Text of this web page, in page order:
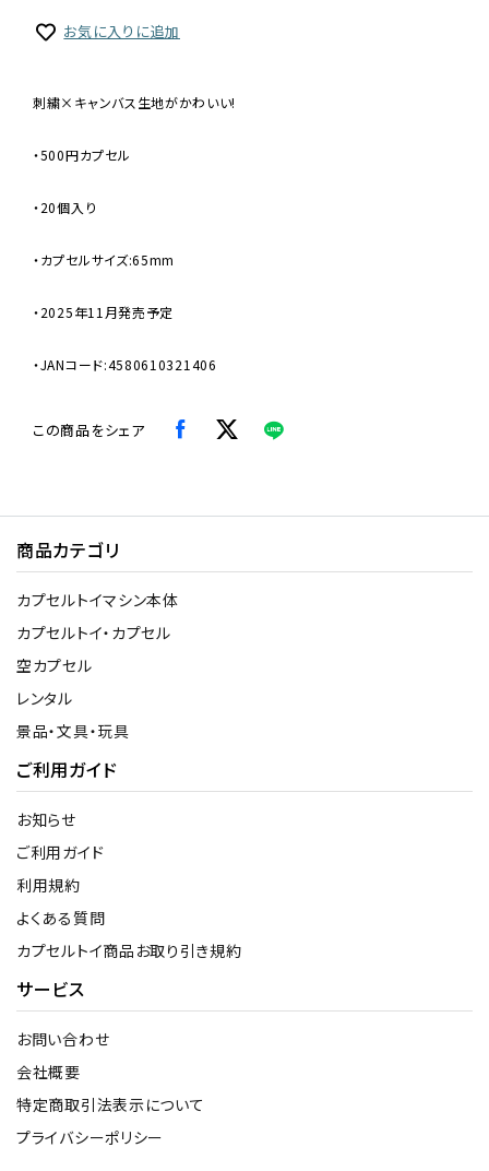
お気に入りに追加
刺繍×キャンバス生地がかわいい!
・500円カプセル
・20個入り
・カプセルサイズ:65mm
・2025年11月発売予定
・JANコード:4580610321406
この商品をシェア
商品カテゴリ
カプセルトイマシン本体
カプセルトイ・カプセル
空カプセル
レンタル
景品・文具・玩具
ご利用ガイド
お知らせ
ご利用ガイド
利用規約
よくある質問
カプセルトイ商品お取り引き規約
サービス
お問い合わせ
会社概要
特定商取引法表示について
プライバシーポリシー